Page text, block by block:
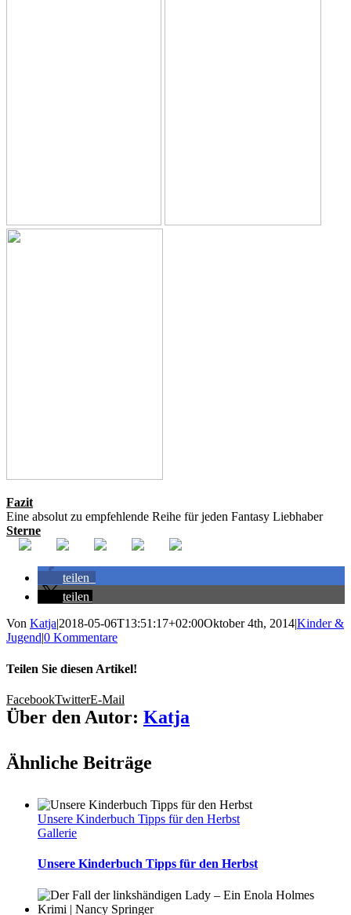
Fazit
Eine absolut zu empfehlende Reihe für jeden Fantasy Liebhaber
Sterne
teilen
teilen
Von Katja|2018-05-06T13:51:17+02:00Oktober 4th, 2014|Kinder &
Jugend|0 Kommentare
Teilen Sie diesen Artikel!
FacebookTwitterE-Mail
Über den Autor: Katja
Ähnliche Beiträge
Unsere Kinderbuch Tipps für den Herbst
Gallerie
Unsere Kinderbuch Tipps für den Herbst